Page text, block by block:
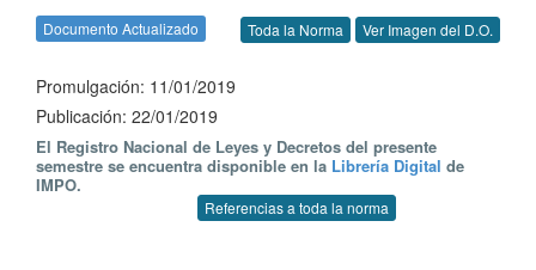
Documento Actualizado Toda la Norma Ver Imagen del D.O.
Promulgación: 11/01/2019
Publicación: 22/01/2019
El Registro Nacional de Leyes y Decretos del presente
semestre se encuentra disponible en la Librería Digital de
IMPO.
Referencias a toda la norma